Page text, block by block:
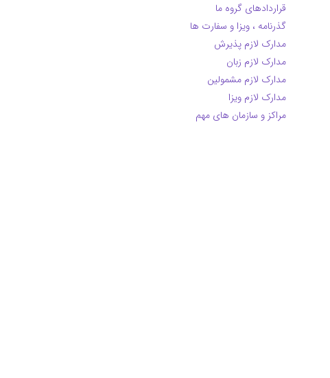
قراردادهای گروه ما
گذرنامه ، ویزا و سفارت ها
مدارک لازم پذیرش
مدارک لازم زبان
مدارک لازم مشمولین
مدارک لازم ویزا
مراکز و سازمان های مهم